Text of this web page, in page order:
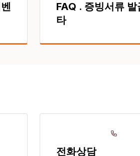
FAQ . 증빙서류 발
타
전화상담